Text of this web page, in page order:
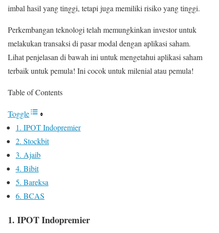
imbal hasil yang tinggi, tetapi juga memiliki risiko yang tinggi.
Perkembangan teknologi telah memungkinkan investor untuk
melakukan transaksi di pasar modal dengan aplikasi saham.
Lihat penjelasan di bawah ini untuk mengetahui aplikasi saham
terbaik untuk pemula! Ini cocok untuk milenial atau pemula!
Table of Contents
Toggle
1. IPOT Indopremier
2. Stockbit
3. Ajaib
4. Bibit
5. Bareksa
6. BCAS
1. IPOT Indopremier